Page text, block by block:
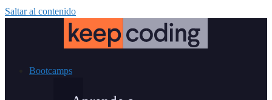
Saltar al contenido
Bootcamps